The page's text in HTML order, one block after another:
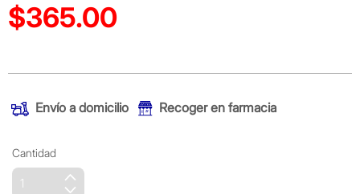
Precio reducido de
$365.00
Envío a domicilio Recoger en farmacia
Cantidad